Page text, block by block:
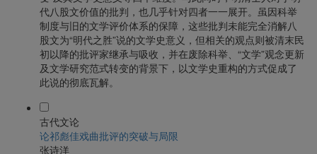
代八股文价值的批判，也几乎针对四者一一展开。虽因科举
制度与旧的文学评价体系的保障，这些批判未能完全消解八
股文为“明代之胜”说的文学史意义，但相关的观点则被清末民
初以降的批评家继承与吸收，并在废除科举、“文学”观念更新
及文学研究范式转变的背景下，以文学史重构的方式促成了
此说的彻底瓦解。
古代文论
论祁彪佳戏曲批评的突破与局限
张诗洋